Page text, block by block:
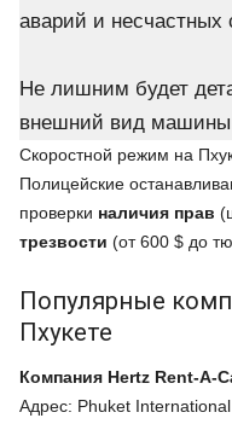
аварий и несчастных
Не лишним будет
внешний вид машины
Скоростной режим на
Полицейские
проверки наличия прав
трезвости (от 600 $ до
Популярные
Пхукете
Компания Hertz Rent-A-
Адрес: Phuket